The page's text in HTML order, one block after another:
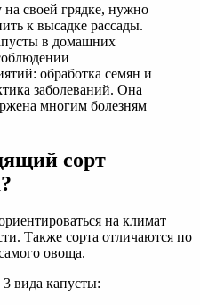
условиях
на
подоконнике,
правильно
выращивать
всходы
квартире
своей грядке, нужно
к высадке рассады.
в домашних
обработка семян и
заболеваний. Она
многим болезням
сорт
на климат
Также сорта отличаются по
овоща.
вида капусты: